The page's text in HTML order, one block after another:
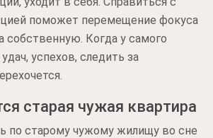
поможет перемещение фокуса
собственную. Когда у самого
успехов, следить за
старая чужая квартира
по старому чужому жилищу во сне